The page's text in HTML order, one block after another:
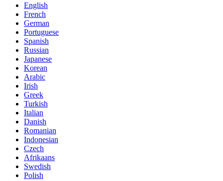
English
French
German
Portuguese
Spanish
Russian
Japanese
Korean
Arabic
Irish
Greek
Turkish
Italian
Danish
Romanian
Indonesian
Czech
Afrikaans
Swedish
Polish